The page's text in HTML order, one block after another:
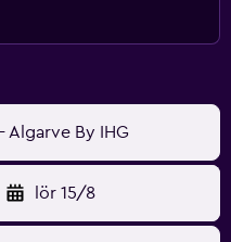
Algarve By IHG
lör 15/8